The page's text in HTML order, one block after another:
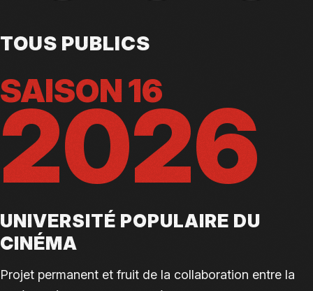
TOUS PUBLICS
SAISON 16
2026
UNIVERSITÉ POPULAIRE DU
CINÉMA
Projet permanent et fruit de la collaboration entre la